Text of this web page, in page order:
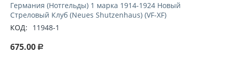
Германия (Нотгельды) 1 марка 1914-1924 Новый
Стреловый Клуб (Neues Shutzenhaus) (VF-XF)
КОД:
11948-1
675.00 Р